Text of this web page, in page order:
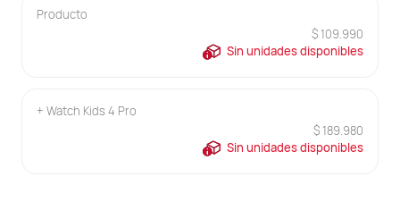
Producto
$ 109.990
Sin unidades disponibles
+ Watch Kids 4 Pro
$ 189.980
Sin unidades disponibles